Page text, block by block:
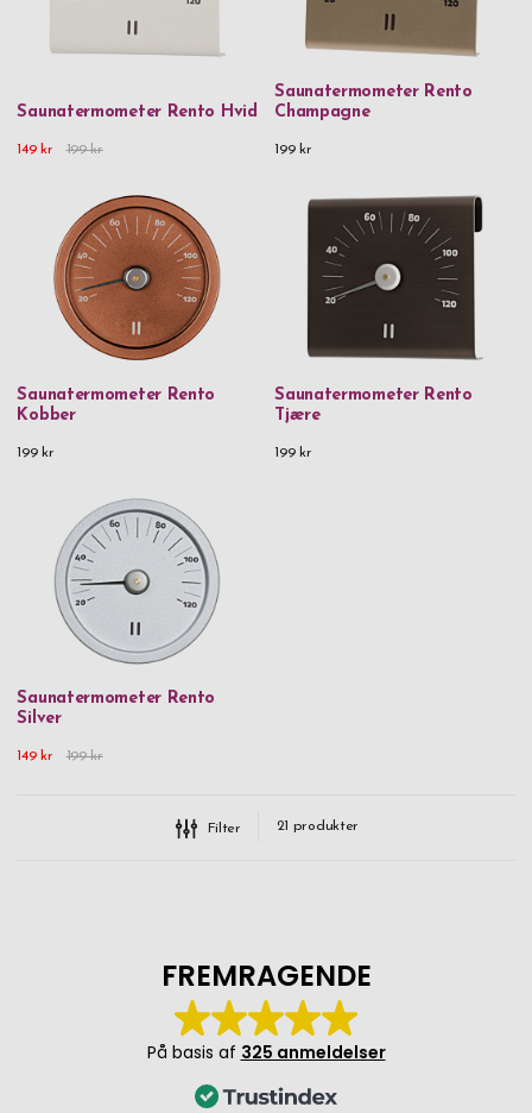
Saunatermometer Rento Hvid
149 kr 199 kr
Saunatermometer Rento
Champagne
199 kr
Saunatermometer Rento
Kobber
199 kr
Saunatermometer Rento
Tjære
199 kr
Saunatermometer Rento
Silver
149 kr 199 kr
Filter 21 produkter